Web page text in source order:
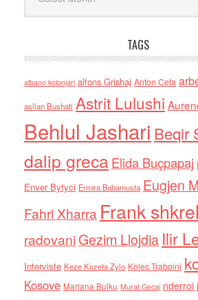
TAGS
albano kolonjari alfons Grishaj Anton Cefa
asllan Bushati Astrit Lulushi
Behlul Jashari Beqir
dalip grecaElida Buçpapaj
Enver Bytyci Ermira Babamusta Eugjen
Fahri Xharra Frank
radovaniGezim Llojdia Ilir
Interviste Keze Kozeta Zylo Kolec Traboini
Kosove Marjana Bulku Murat Gecaj nderroi